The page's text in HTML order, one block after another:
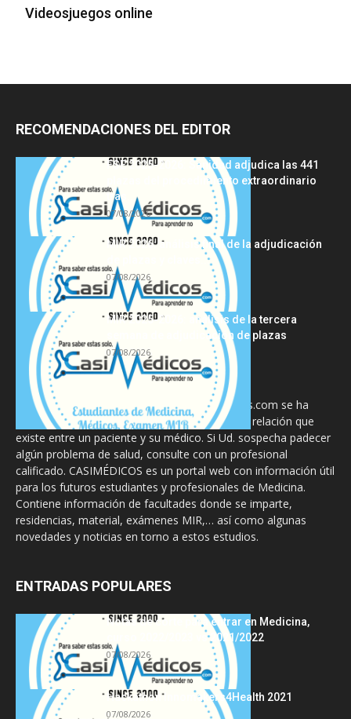
Videosjuegos online
RECOMENDACIONES DEL EDITOR
FSE 2025-2026: Sanidad adjudica las 441
plazas del procedimiento extraordinario
tras...
07/08/2026
MIR 2026: análisis final de la adjudicación
de plazas y claves...
07/08/2026
MIR 2025-2026: análisis de la tercera
semana de adjudicación de plazas
07/08/2026
La información proporcionada en CasiMedicos.com se ha
diseñado para complementar, no substituir, la relación que
existe entre un paciente y su médico. Si Ud. sospecha padecer
algún problema de salud, consulte con un profesional
calificado. CASIMÉDICOS es un portal web con información útil
para los futuros estudiantes y profesionales de Medicina.
Contiene información de facultades donde se imparte,
residencias, material, exámenes MIR,… así como algunas
novedades y noticias en torno a estos estudios.
ENTRADAS POPULARES
Notas de corte para entrar en Medicina,
curso 2022/2023 vs 2021/2022
07/08/2026
Hackathon Innomakers4Health 2021
07/08/2026